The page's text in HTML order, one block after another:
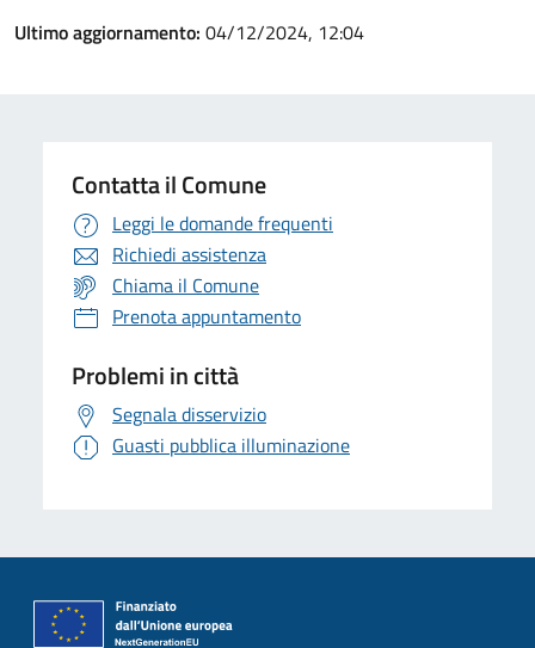
Ultimo aggiornamento: 04/12/2024, 12:04
Contatta il Comune
Leggi le domande frequenti
Richiedi assistenza
Chiama il Comune
Prenota appuntamento
Problemi in città
Segnala disservizio
Guasti pubblica illuminazione